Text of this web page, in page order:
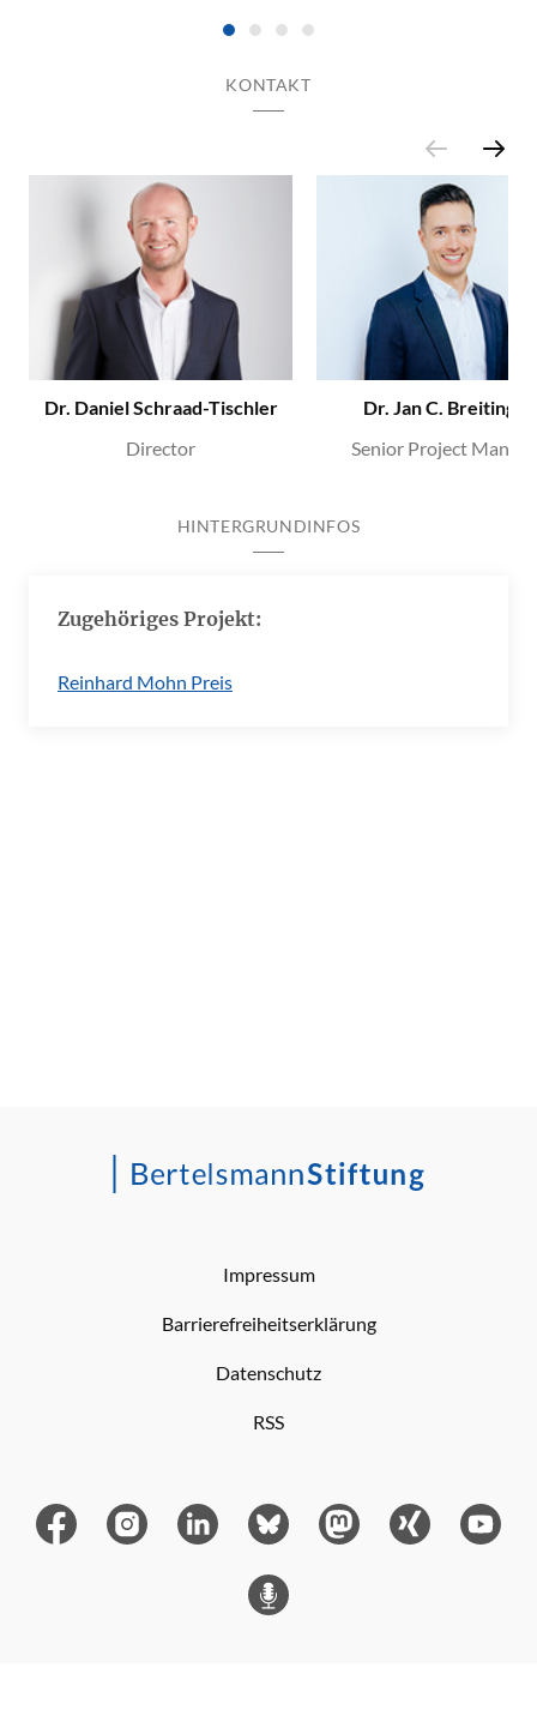
KONTAKT
Dr. Daniel Schraad-Tischler
Director
Dr. Jan C. Breitinger
Senior Project
HINTERGRUNDINFOS
Zugehöriges Projekt:
Reinhard Mohn Preis
Impressum
Barrierefreiheitserklärung
Datenschutz
RSS